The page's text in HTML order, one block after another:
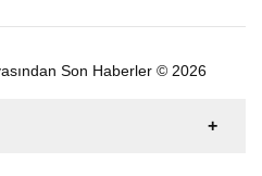
Son Haberler © 2026